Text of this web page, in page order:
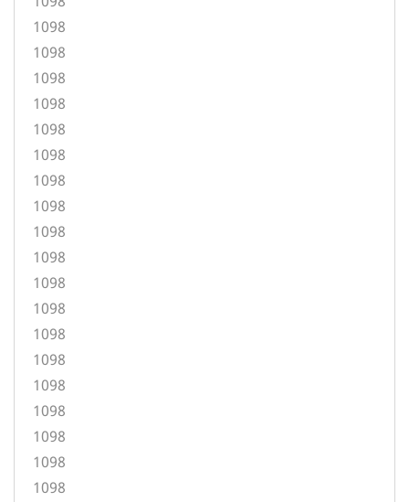
1098
1098
1098
1098
1098
1098
1098
1098
1098
1098
1098
1098
1098
1098
1098
1098
1098
1098
1098